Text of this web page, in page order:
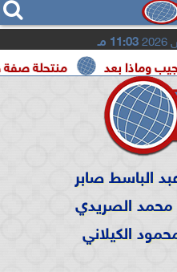

11:03 مـ
منتحلة صفة صحفية
الباسط صابر
الصريدي
الكيلاني